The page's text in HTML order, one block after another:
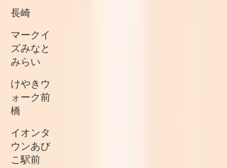
長崎
マークイ
ズみなと
みらい
けやきウ
ォーク前
橋
イオンタ
ウンあび
こ駅前